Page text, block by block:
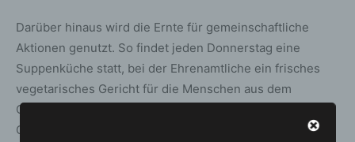
Darüber hinaus wird die Ernte für gemeinschaftliche
Aktionen genutzt. So findet jeden Donnerstag eine
Suppenküche statt, bei der Ehrenamtliche ein frisches
vegetarisches Gericht für die Menschen aus dem
Quartier zubereiten. Die Aktion fördert nicht nur den
Gemeinschaftssinn, sondern unterstützt auch eine